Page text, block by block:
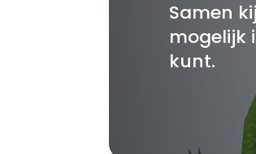
Samen
mogelijk
kunt.